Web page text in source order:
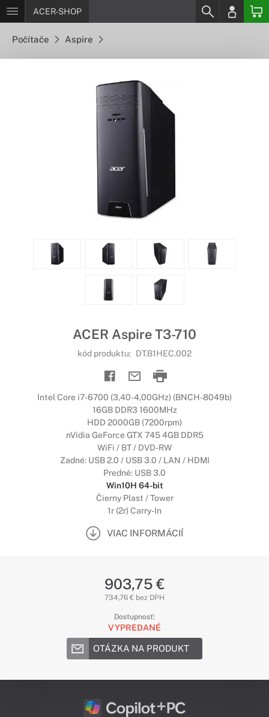
ACER-SHOP
Počítače Aspire
ACER Aspire T3-710
kód produktu: DT.B1HEC.002
Intel Core i7-6700 (3,40-4,00GHz) (BNCH-8049b)
16GB DDR3 1600MHz
HDD 2000GB (7200rpm)
nVidia GeForce GTX 745 4GB DDR5
WiFi / BT / DVD-RW
Zadné: USB 2.0 / USB 3.0 / LAN / HDMI
Predné: USB 3.0
Win10H 64-bit
Čierny Plast / Tower
1r (2r) Carry-In
VIAC INFORMÁCIÍ
903,75 €
734,76 € bez DPH
Dostupnosť:
VYPREDANÉ
OTÁZKA NA PRODUKT